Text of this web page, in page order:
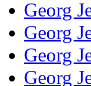
Georg
Georg
Georg
Georg